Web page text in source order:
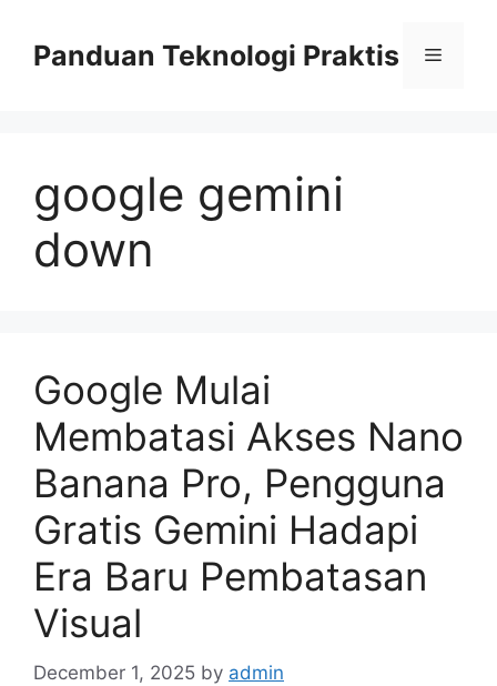
contentPanduan Teknologi Praktis Menu
google gemini
down
Google Mulai
Membatasi Akses Nano
Banana Pro, Pengguna
Gratis Gemini Hadapi
Era Baru Pembatasan
Visual
December 1, 2025 by admin